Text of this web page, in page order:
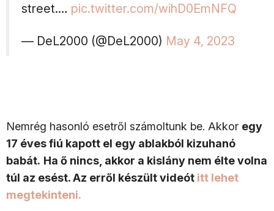
street.… pic.twitter.com/wihD0EmNFQ
— DeL2000 (@DeL2000) May 4, 2023
Nemrég hasonló esetről számoltunk be. Akkor egy
17 éves fiú kapott el egy ablakból kizuhanó
babát. Ha ő nincs, akkor a kislány nem élte volna
túl az esést. Az erről készült videót itt lehet
megtekinteni.